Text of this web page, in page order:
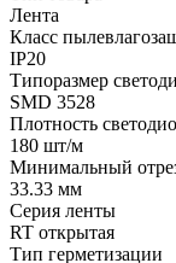
Лента
Класс
IP20
Типоразмер
SMD 3528
Плотность
180 шт/м
Минимальный
33.33 мм
Серия ленты
RT открытая
Тип герметизации